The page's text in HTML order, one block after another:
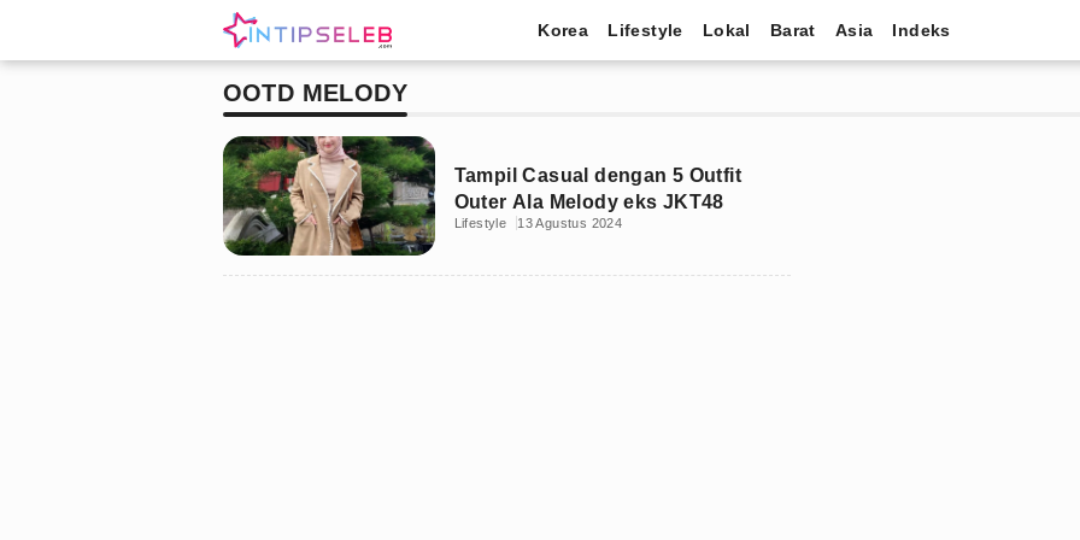
Korea Lifestyle Lokal Barat Asia Indeks
OOTD MELODY
Tampil Casual dengan 5 Outfit
Outer Ala Melody eks JKT48
Lifestyle 13 Agustus 2024